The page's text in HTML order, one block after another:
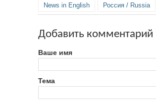
News in English Россия / Russia
Добавить комментарий
Ваше имя
Тема